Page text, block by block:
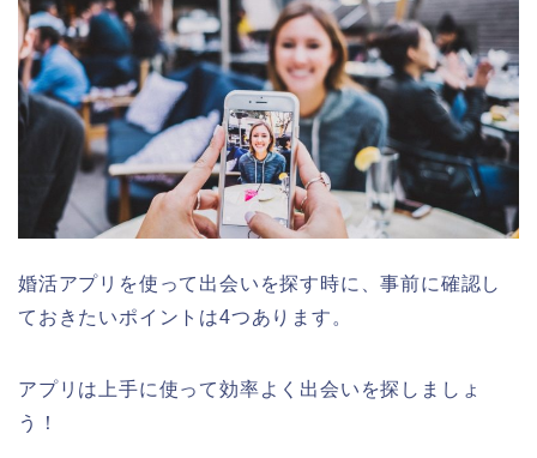
婚活アプリを使って出会いを探す時に、事前に確認し
ておきたいポイントは4つあります。
アプリは上手に使って効率よく出会いを探しましょ
う！